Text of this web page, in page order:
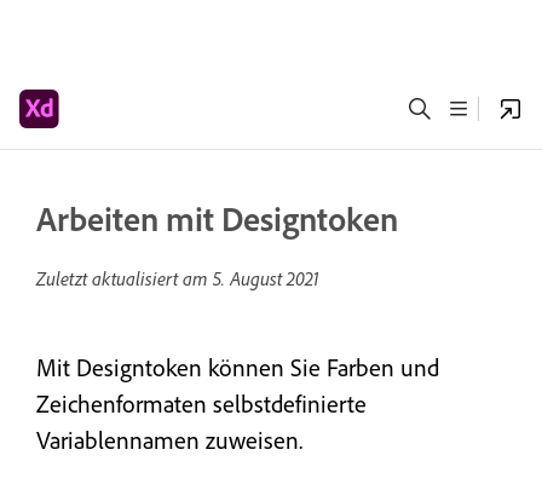
Arbeiten mit Designtoken
Zuletzt aktualisiert am 5. August 2021
Mit Designtoken können Sie Farben und
Zeichenformaten selbstdefinierte
Variablennamen zuweisen.